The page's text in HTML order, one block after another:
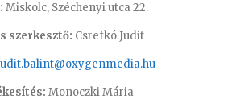
Miskolc, Széchenyi utca 22.
szerkesztő: Csrefkó Judit
Monoczki Mária